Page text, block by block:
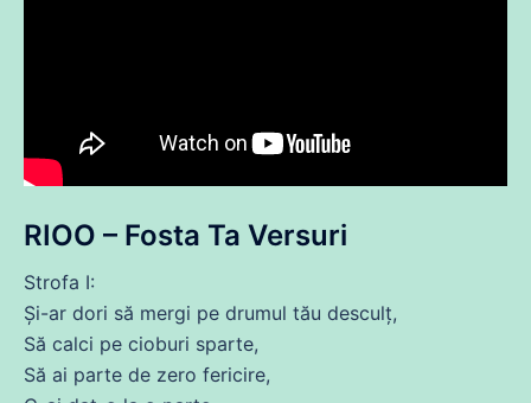
RIOO – Fosta Ta Versuri
Strofa I:
Și-ar dori să mergi pe drumul tău desculț,
Să calci pe cioburi sparte,
Să ai parte de zero fericire,